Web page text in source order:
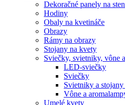
Dekoračné panely na
Hodiny
Obaly na kvetináče
Obrazy
Rámy na obrazy
Stojany na kvety
Sviečky, svietniky, vône
LED-sviečky
Sviečky
Svietniky a
Vône a
Umelé kvety